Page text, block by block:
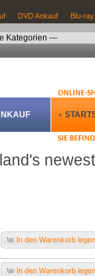
DVD Ankauf Blu-
In den Warenkorb
In den Warenkorb